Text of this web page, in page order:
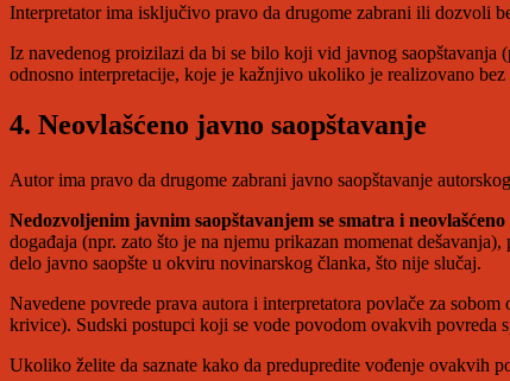
Interpretator ima isključivo pravo da drugome zabrani ili dozvoli
Iz navedenog proizilazi da bi se bilo koji vid javnog saopštavanja
odnosno interpretacije, koje je kažnjivo ukoliko je realizovano bez
4. Neovlašćeno javno saopštavanje
Autor ima pravo da drugome zabrani javno saopštavanje
Nedozvoljenim javnim saopštavanjem se smatra i
događaja (npr. zato što je na njemu prikazan momenat
delo javno saopšte u okviru novinarskog članka, što nije slučaj.
Navedene povrede prava autora i interpretatora povlače za
krivice). Sudski postupci koji se vode povodom ovakvih povreda
Ukoliko želite da saznate kako da predupredite vođenje ovakvih